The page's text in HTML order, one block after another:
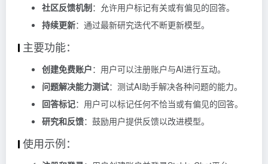
社区反馈机制：允许用户标记有关或有偏见的回答。
持续更新：通过最新研究迭代不断更新模型。
主要功能：
创建免费账户：用户可以注册账户与AI进行互动。
问题解决能力测试：测试AI助手解决各种问题的能力。
回答标记：用户可以标记任何不恰当或有偏见的回答。
研究和反馈：鼓励用户提供反馈以改进模型。
使用示例：